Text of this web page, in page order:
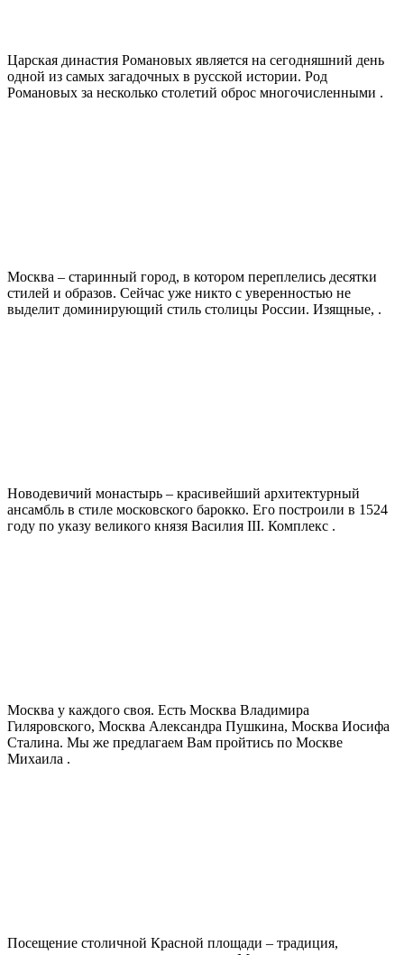
Царская династия Романовых является на сегодняшний день
одной из самых загадочных в русской истории. Род
Романовых за несколько столетий оброс многочисленными .
Москва – старинный город, в котором переплелись десятки
стилей и образов. Сейчас уже никто с уверенностью не
выделит доминирующий стиль столицы России. Изящные, .
Новодевичий монастырь – красивейший архитектурный
ансамбль в стиле московского барокко. Его построили в 1524
году по указу великого князя Василия III. Комплекс .
Москва у каждого своя. Есть Москва Владимира
Гиляровского, Москва Александра Пушкина, Москва Иосифа
Сталина. Мы же предлагаем Вам пройтись по Москве
Михаила .
Посещение столичной Красной площади – традиция,